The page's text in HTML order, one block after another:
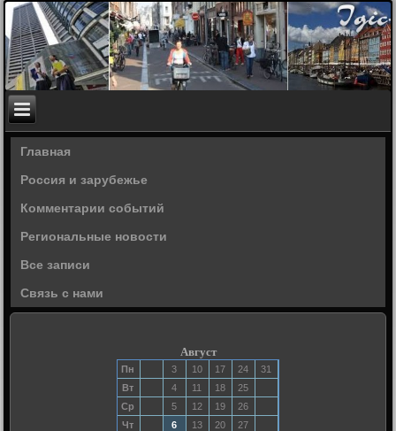
Главная
Россия и зарубежье
Комментарии событий
Региональные новости
Все записи
Связь с нами
Август
Пн 3 10 17 24
31
Вт
4 11 18
25
Ср
5 12 19
26
Чт
6 13 20
27